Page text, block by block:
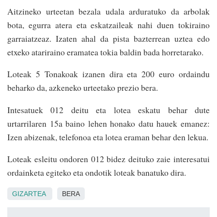
Aitzineko urteetan bezala udala arduratuko da arbolak
bota, egurra atera eta eskatzaileak nahi duen tokiraino
garraiatzeaz. Izaten ahal da pista bazterrean uztea edo
etxeko atariraino eramatea tokia baldin bada horretarako.
Loteak 5 Tonakoak izanen dira eta 200 euro ordaindu
beharko da, azkeneko urteetako prezio bera.
Intesatuek 012 deitu eta lotea eskatu behar dute
urtarrilaren 15a baino lehen honako datu hauek emanez:
Izen abizenak, telefonoa eta lotea eraman behar den lekua.
Loteak esleitu ondoren 012 bidez deituko zaie interesatui
ordainketa egiteko eta ondotik loteak banatuko dira.
GIZARTEA BERA